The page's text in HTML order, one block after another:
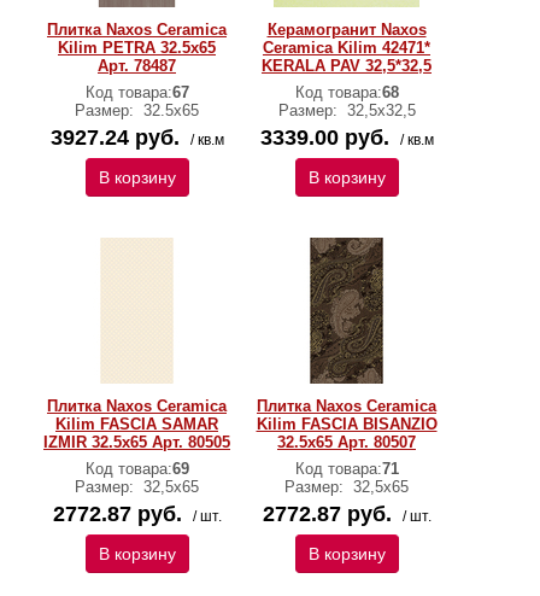
Плитка Naxos Ceramica
Kilim PETRA 32.5x65
Арт. 78487
Код товара:67
Размер: 32.5x65
3927.24 руб. / кв.м
В корзину
Керамогранит Naxos
Ceramica Kilim 42471*
KERALA PAV 32,5*32,5
Код товара:68
Размер: 32,5х32,5
3339.00 руб. / кв.м
В корзину
Плитка Naxos Ceramica
Kilim FASCIA SAMAR
IZMIR 32.5x65 Арт. 80505
Код товара:69
Размер: 32,5х65
2772.87 руб. / шт.
В корзину
Плитка Naxos Ceramica
Kilim FASCIA BISANZIO
32.5x65 Арт. 80507
Код товара:71
Размер: 32,5х65
2772.87 руб. / шт.
В корзину